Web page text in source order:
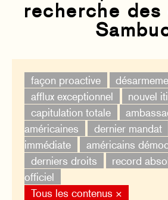
recherche des
façon proactive
afflux exceptionnel
nouvel
capitulation totale
américaines
dernier mandat
immédiate
américains
derniers droits
record
officiel
Tous les contenus ×